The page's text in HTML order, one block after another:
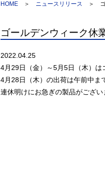
HOME ＞ ニュースリリース ＞
ゴールデンウィーク休
2022.04.25
4月29日（金）～5月5日（木）は
4月28日（木）の出荷は午前中ま
連休明けにお急ぎの製品がござ